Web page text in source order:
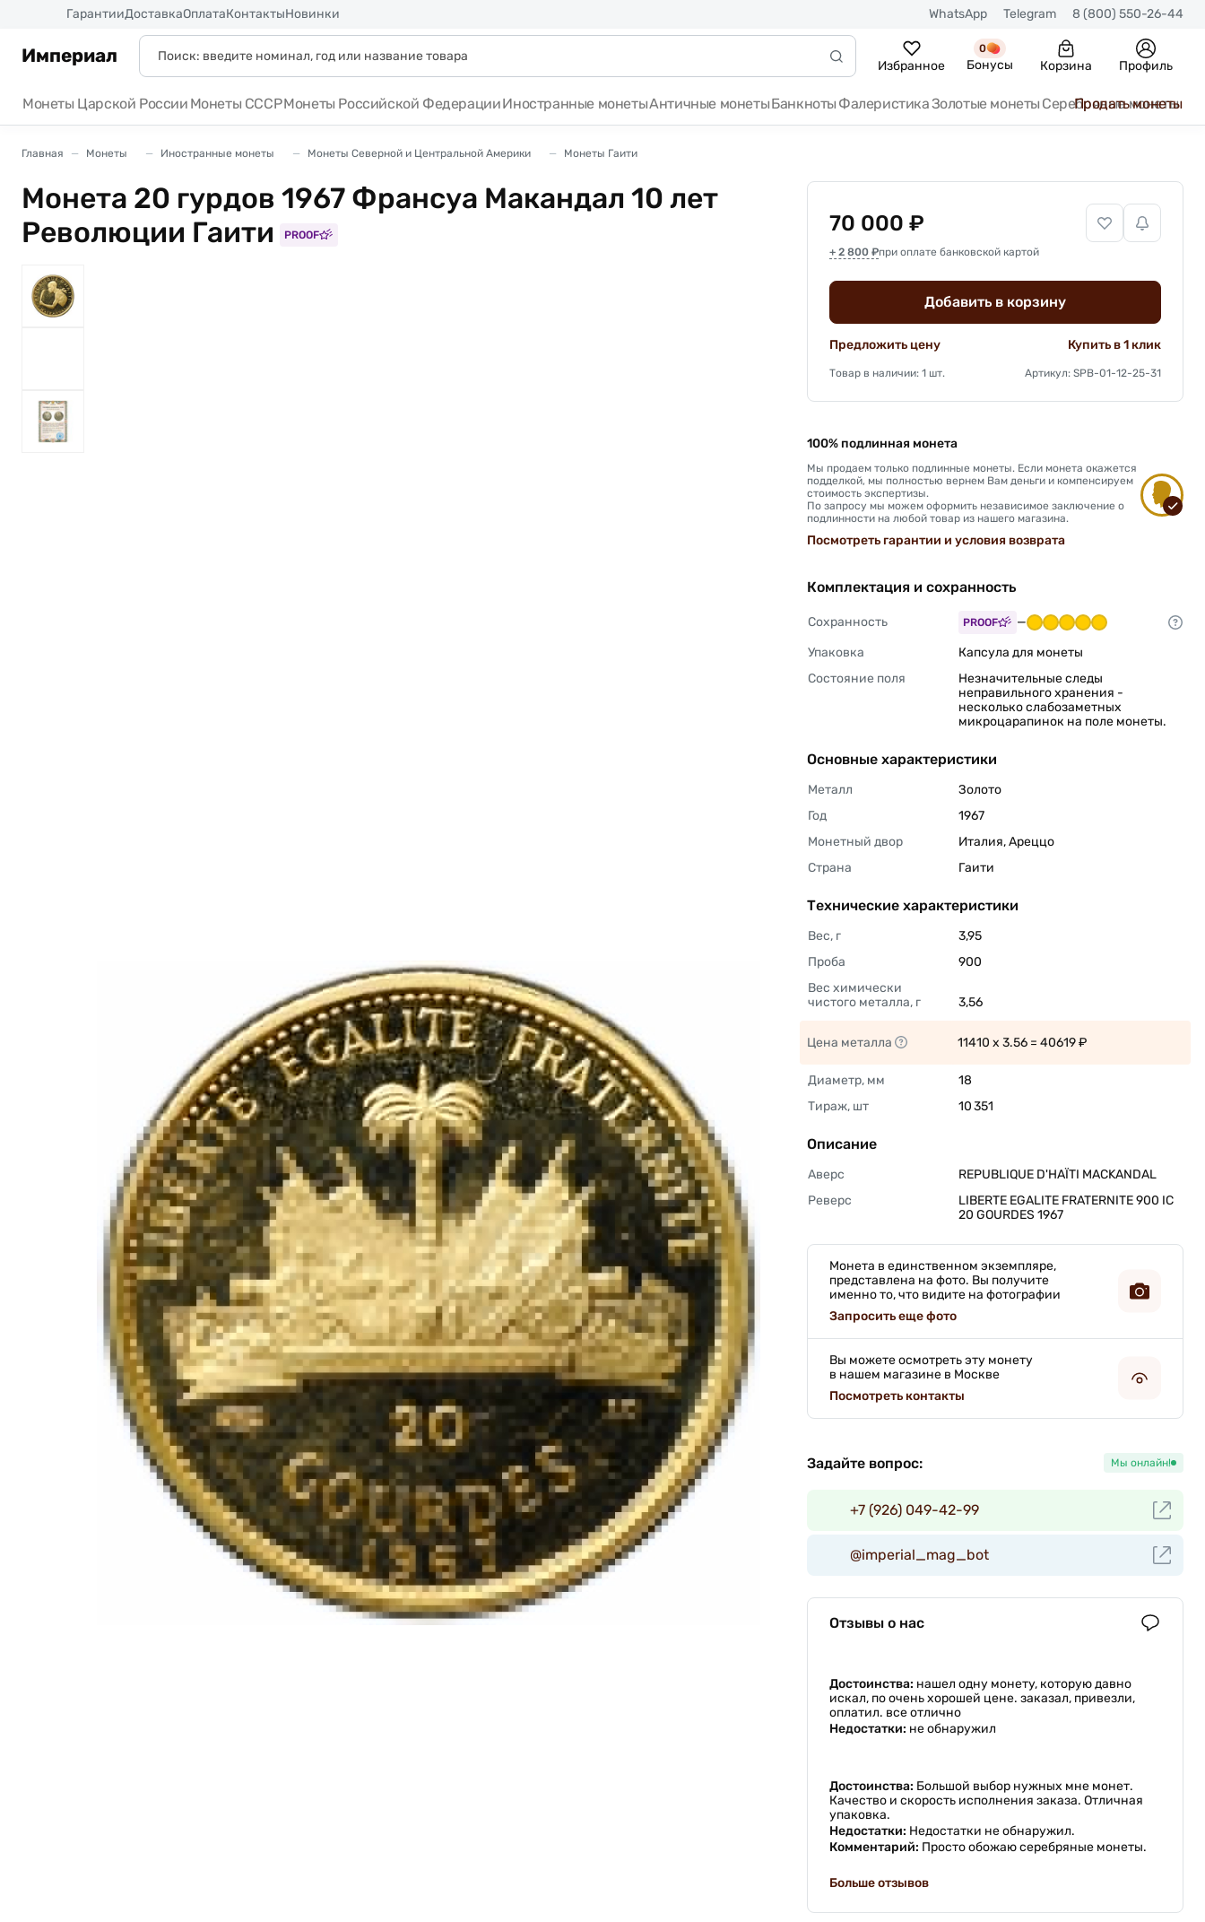
ГарантииДоставкаОплатаКонтактыНовинки WhatsApp Telegram 8 (800) 550-26-44
Империал Избранное
0
Бонусы Корзина Профиль
Монеты Царской России Монеты СССРМонеты Российской ФедерацииИностранные монетыАнтичные монетыБанкноты ФалеристикаЗолотые монеты Серебряные монеты
Продать монеты
Главная Монеты Иностранные монеты Монеты Северной и Центральной Америки Монеты Гаити
Монета 20 гурдов 1967 Франсуа Макандал 10 лет
Революции Гаити
PROOF 70 000 ₽
+ 2 800 ₽при оплате банковской картой
Добавить в корзину
Предложить цену Купить в 1 клик
Товар в наличии: 1 шт. Артикул: SPB-01-12-25-31
100% подлинная монета
Мы продаем только подлинные монеты. Если монета окажется
подделкой, мы полностью вернем Вам деньги и компенсируем
стоимость экспертизы.
По запросу мы можем оформить независимое заключение о
подлинности на любой товар из нашего магазина.
Посмотреть гарантии и условия возврата
Комплектация и сохранность
Сохранность PROOF
—
Упаковка
Капсула для монеты
Состояние поля
Незначительные следы
неправильного хранения -
несколько слабозаметных
микроцарапинок на поле монеты.
Основные характеристики
Металл
Золото
Год
1967
Монетный двор
Страна
Гаити
Технические характеристики
Вес, г
3,95
Проба
900
Вес химически
чистого металла, г
3,56
Цена металла 11410 x 3.56 = 40619 ₽
Диаметр, мм
18
Тираж, шт
10 351
Описание
Аверс
REPUBLIQUE D'HAÏTI MACKANDAL
Реверс
LIBERTE EGALITE FRATERNITE 900 IC
20 GOURDES 1967
Монета в единственном экземпляре,
представлена на фото. Вы получите
именно то, что видите на фотографии
Запросить еще фото
Вы можете осмотреть эту монету
в нашем магазине в Москве
Посмотреть контакты
Задайте вопрос: Мы онлайн!
+7 (926) 049-42-99
@imperial_mag_bot
Отзывы о нас
Достоинства: нашел одну монету, которую давно
искал, по очень хорошей цене. заказал, привезли,
оплатил. все отлично
Недостатки: не обнаружил
Достоинства: Большой выбор нужных мне монет.
Качество и скорость исполнения заказа. Отличная
упаковка.
Недостатки: Недостатки не обнаружил.
Комментарий: Просто обожаю серебряные монеты.
Больше отзывов